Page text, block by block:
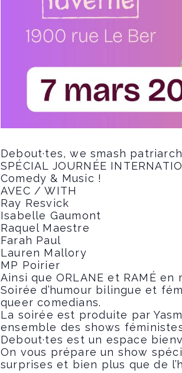
Debout·tes, we smash
SPÉCIAL JOURNÉE
Comedy & Music !
AVEC / WITH
Ray Resvick
Isabelle Gaumont
Raquel Maestre
Farah Paul
Lauren Mallory
MP Poirier
Ainsi que ORLANE et RAMÉ en
Soirée d’humour bilingue et
queer comedians.
La soirée est produite par
ensemble des shows
Debout·tes est un espace
On vous prépare un show
surprises et bien plus que de